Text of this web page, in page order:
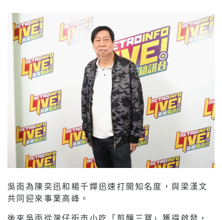
吳雨為陳奕迅和楊千嬅迅速打開知名度，與梁漢文
共同迎來事業高峰。
後來吳雨從灣仔街市小吃「煎釀三寶」獲得啟發，